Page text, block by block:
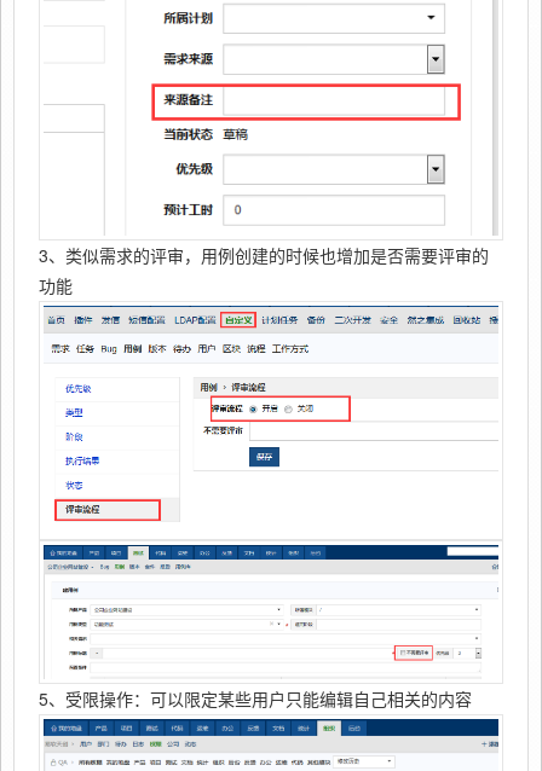
3、类似需求的评审，用例创建的时候也增加是否需要评审的
功能
5、受限操作：可以限定某些用户只能编辑自己相关的内容